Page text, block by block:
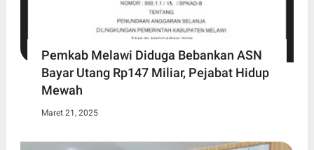
Pemkab Melawi Diduga Bebankan ASN
Bayar Utang Rp147 Miliar, Pejabat Hidup
Mewah
Maret 21, 2025